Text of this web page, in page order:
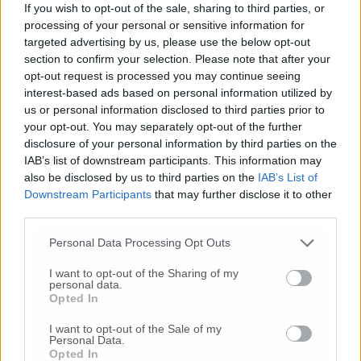
If you wish to opt-out of the sale, sharing to third parties, or
processing of your personal or sensitive information for
targeted advertising by us, please use the below opt-out
section to confirm your selection. Please note that after your
opt-out request is processed you may continue seeing
interest-based ads based on personal information utilized by
us or personal information disclosed to third parties prior to
your opt-out. You may separately opt-out of the further
disclosure of your personal information by third parties on the
IAB’s list of downstream participants. This information may
also be disclosed by us to third parties on the IAB’s List of
Downstream Participants that may further disclose it to other
Personal Data Processing Opt Outs
I want to opt-out of the Sharing of my
personal data.
Opted In
I want to opt-out of the Sale of my
Personal Data.
Opted In
21’Carrassi(L),29’Maggi(L)70’Pigliacampo (L)
© RIPRODUZIONE RISERVATA
Vai alla home
Commenti
Nessun commento presente
Commenta